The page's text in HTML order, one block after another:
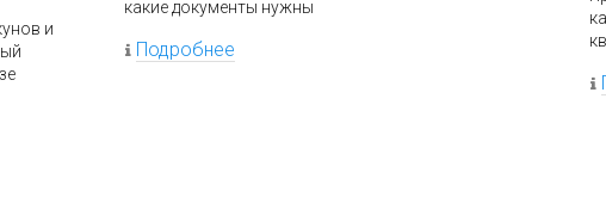
и
какие документы нужны
Подробнее